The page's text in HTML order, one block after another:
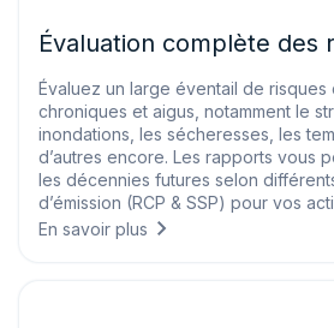
Évaluation complète des
Évaluez un large éventail de risques
chroniques et aigus, notamment le
inondations, les sécheresses, les
d’autres encore. Les rapports vous
les décennies futures selon
d’émission (RCP & SSP) pour vos
En savoir plus